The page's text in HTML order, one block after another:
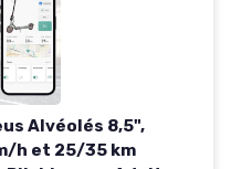
Alvéolés 8,5",
h et 25/35 km